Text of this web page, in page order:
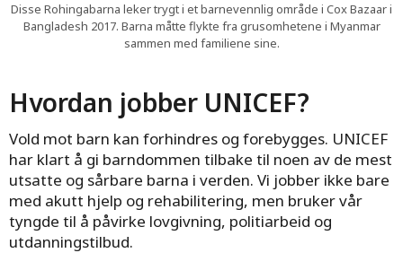
Disse Rohingabarna leker trygt i et barnevennlig område i Cox Bazaar i
Bangladesh 2017. Barna måtte flykte fra grusomhetene i Myanmar
sammen med familiene sine.
Hvordan jobber UNICEF?
Vold mot barn kan forhindres og forebygges. UNICEF
har klart å gi barndommen tilbake til noen av de mest
utsatte og sårbare barna i verden. Vi jobber ikke bare
med akutt hjelp og rehabilitering, men bruker vår
tyngde til å påvirke lovgivning, politiarbeid og
utdanningstilbud.